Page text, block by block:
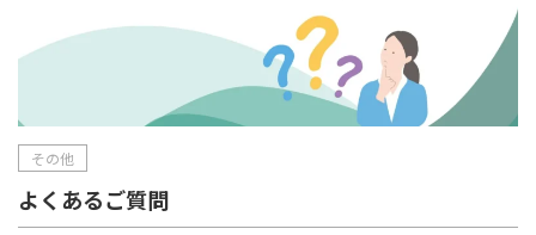
採用情報
医療関係者の方へ ENGLISH
その他
よくあるご質問